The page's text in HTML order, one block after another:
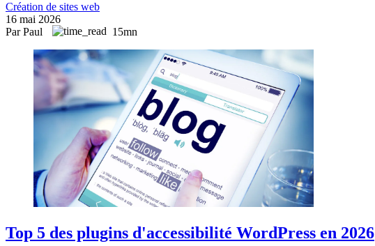
Création de sites web
16 mai 2026
Par Paul
15mn
Top 5 des plugins d'accessibilité WordPress en 2026